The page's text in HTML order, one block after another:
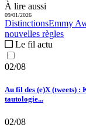
À lire aussi
09/01/2026
DistinctionsEmmy
nouvelles règles
Le fil actu
02/08
Au fil des (e)X (tweets)
tautologie...
02/08